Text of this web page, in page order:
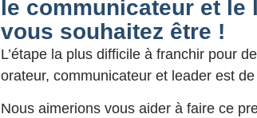
le communicateur et le
vous souhaitez être !
L’étape la plus difficile à franchir pour
orateur, communicateur et leader est
Nous aimerions vous aider à faire ce